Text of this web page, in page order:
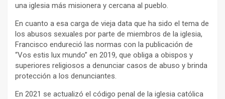
una iglesia más misionera y cercana al pueblo.
En cuanto a esa carga de vieja data que ha sido el tema de
los abusos sexuales por parte de miembros de la iglesia,
Francisco endureció las normas con la publicación de
“Vos estis lux mundo” en 2019, que obliga a obispos y
superiores religiosos a denunciar casos de abuso y brinda
protección a los denunciantes.
En 2021 se actualizó el código penal de la iglesia católica